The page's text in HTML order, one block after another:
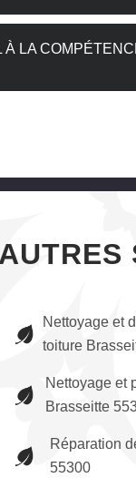
LA
AUTRES
Nettoyage et
toiture
Nettoyage et
Brasseitte
Réparation
55300